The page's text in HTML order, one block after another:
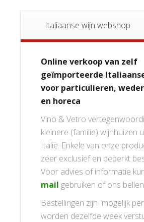
Italiaanse wijn webshop
Online verkoop van zelf
geïmporteerde
voor particulieren,
en horeca
Vino & Vetro
kleinere (familie) wijnhuizen
Italië. Enkele van onze
zeer exclusief en beperkt
Voor advies of informatie
mail gebruiken of ons
Bestellingen zijn mogelijk
worden dezelfde week